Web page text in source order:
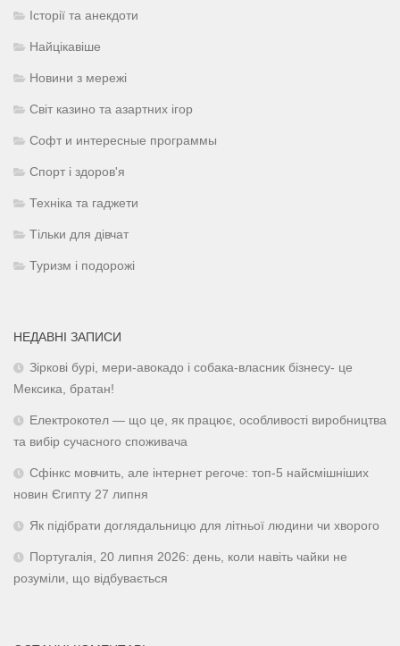
Історії та анекдоти
Найцікавіше
Новини з мережі
Світ казино та азартних ігор
Софт и интересные программы
Спорт і здоров'я
Техніка та гаджети
Тільки для дівчат
Туризм і подорожі
НЕДАВНІ ЗАПИСИ
Зіркові бурі, мери-авокадо і собака-власник бізнесу- це
Мексика, братан!
Електрокотел — що це, як працює, особливості виробництва
та вибір сучасного споживача
Сфінкс мовчить, але інтернет регоче: топ-5 найсмішніших
новин Єгипту 27 липня
Як підібрати доглядальницю для літньої людини чи хворого
Португалія, 20 липня 2026: день, коли навіть чайки не
розуміли, що відбувається